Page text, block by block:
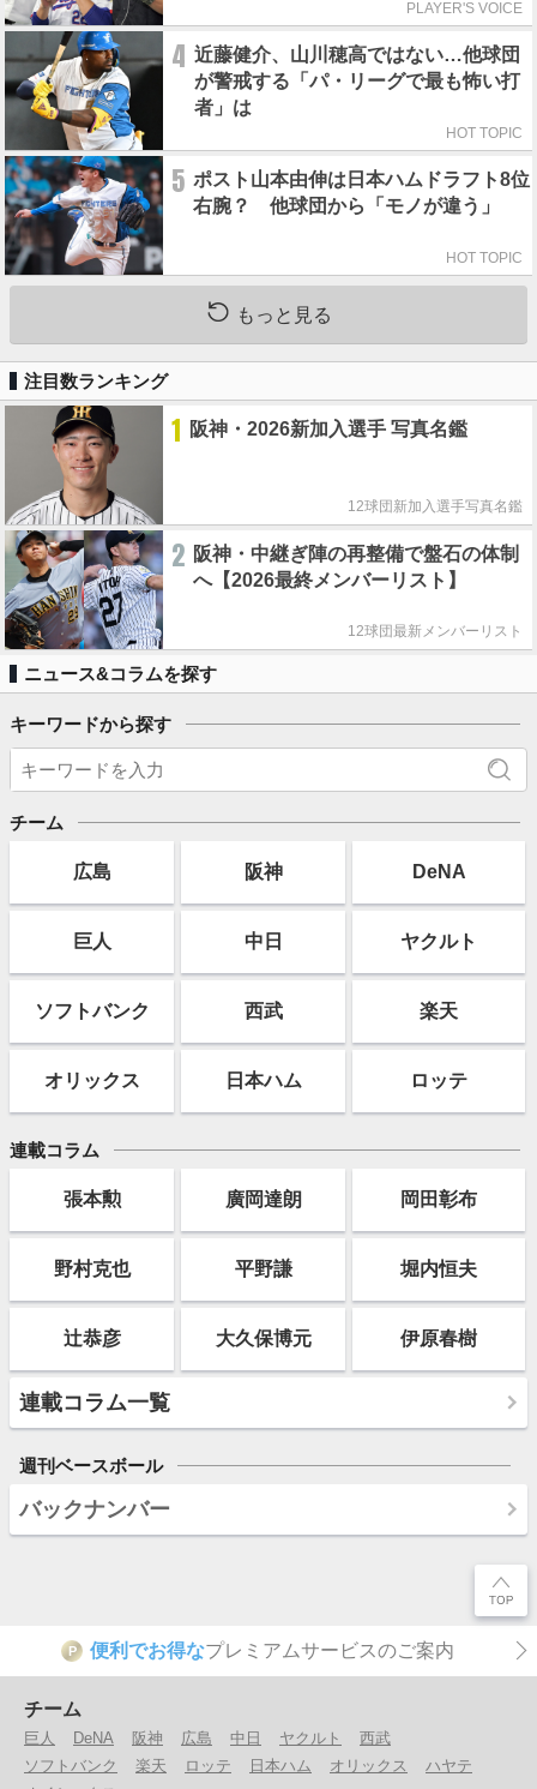
PLAYER'S VOICE
4 近藤健介、山川穂高ではない…他球団
が警戒する「パ・リーグで最も怖い打
者」は
HOT TOPIC
5 ポスト山本由伸は日本ハムドラフト8位
右腕？ 他球団から「モノが違う」
HOT TOPIC
もっと見る
注目数ランキング
1 阪神・2026新加入選手 写真名鑑
12球団新加入選手写真名鑑
2 阪神・中継ぎ陣の再整備で盤石の体制
へ【2026最終メンバーリスト】
12球団最新メンバーリスト
ニュース&コラムを探す
キーワードから探す
チーム
広島 阪神 DeNA
巨人 中日 ヤクルト
ソフトバンク 西武 楽天
オリックス 日本ハム ロッテ
連載コラム
張本勲 廣岡達朗 岡田彰布
野村克也 平野謙 堀内恒夫
辻恭彦 大久保博元 伊原春樹
連載コラム一覧
週刊ベースボール
バックナンバー
P 便利でお得なプレミアムサービスのご案内
チーム
巨人 DeNA 阪神 広島 中日 ヤクルト
西武
ソフトバンク
楽天 ロッテ 日本ハム オリックス
ハヤテ